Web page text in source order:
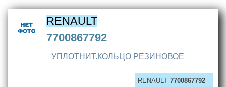
RENAULT
7700867792
УПЛОТНИТ.КОЛЬЦО РЕЗИНОВОЕ
RENAULT 7700867792